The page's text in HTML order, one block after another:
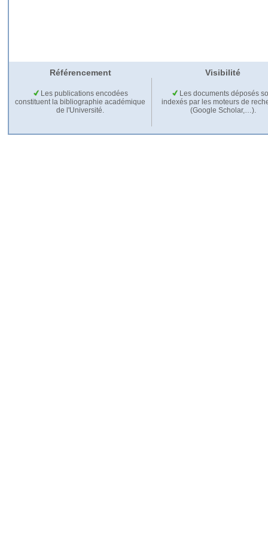
Référencement Visibilité
Les publications encodées
constituent la bibliographie académique
de l'Université.
Les documents déposés
indexés par les moteurs de
(Google Scholar,…).